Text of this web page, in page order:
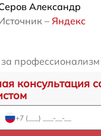
Александр
– Яндекс
консультация